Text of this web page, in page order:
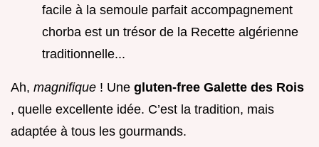
facile à la semoule parfait accompagnement
chorba est un trésor de la Recette algérienne
traditionnelle...
Ah, magnifique ! Une gluten-free Galette des Rois
, quelle excellente idée. C’est la tradition, mais
adaptée à tous les gourmands.